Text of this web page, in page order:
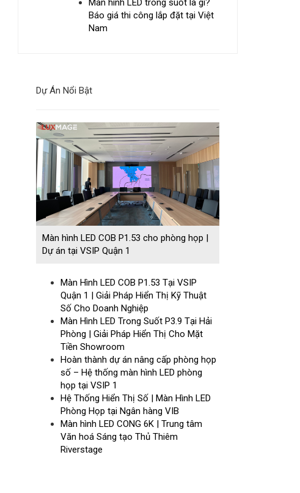
Màn hình LED trong suốt là gì?
Báo giá thi công lắp đặt tại Việt
Nam
Dự Án Nổi Bật
Màn hình LED COB P1.53 cho phòng họp |
Dự án tại VSIP Quận 1
Màn Hình LED COB P1.53 Tại VSIP
Quận 1 | Giải Pháp Hiển Thị Kỹ Thuật
Số Cho Doanh Nghiệp
Màn Hình LED Trong Suốt P3.9 Tại Hải
Phòng | Giải Pháp Hiển Thị Cho Mặt
Tiền Showroom
Hoàn thành dự án nâng cấp phòng họp
số – Hệ thống màn hình LED phòng
họp tại VSIP 1
Hệ Thống Hiển Thị Số | Màn Hình LED
Phòng Họp tại Ngân hàng VIB
Màn hình LED CONG 6K | Trung tâm
Văn hoá Sáng tạo Thủ Thiêm
Riverstage